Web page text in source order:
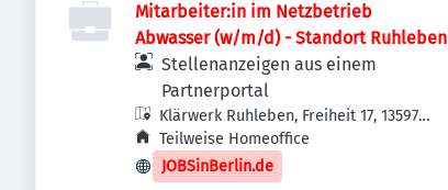
Mitarbeiter:in im Netzbetrieb
Abwasser (w/m/d) - Standort Ruhleben
Stellenanzeigen aus einem
Partnerportal
Klärwerk Ruhleben, Freiheit 17, 13597
Berlin, Deutschland
Teilweise Homeoffice
JOBSinBerlin.de